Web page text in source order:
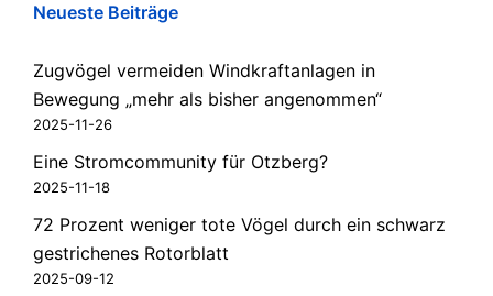
Neueste Beiträge
Zugvögel vermeiden Windkraftanlagen in
Bewegung „mehr als bisher angenommen“
2025-11-26
Eine Stromcommunity für Otzberg?
2025-11-18
72 Prozent weniger tote Vögel durch ein schwarz
gestrichenes Rotorblatt
2025-09-12